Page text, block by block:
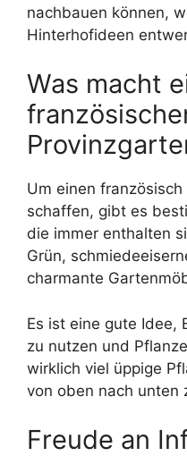
nachbauen können,
Hinterhofideen
Was macht
Um einen
schaffen, gibt es
die immer enthalten
Grün,
charmante
Es ist eine gute Idee,
zu nutzen und
wirklich viel üppige
von oben nach unten
Freude an